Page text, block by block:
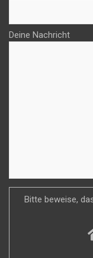
Deine Nachricht
Bitte beweise,